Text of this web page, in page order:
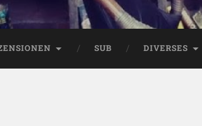
SUB DIVERSES